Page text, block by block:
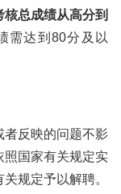
总成绩从高分到
需达到80分及以
者反映的问题不影
照国家有关规定实
规定予以解聘。